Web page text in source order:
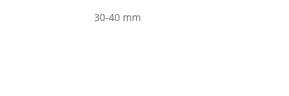
30-40 mm